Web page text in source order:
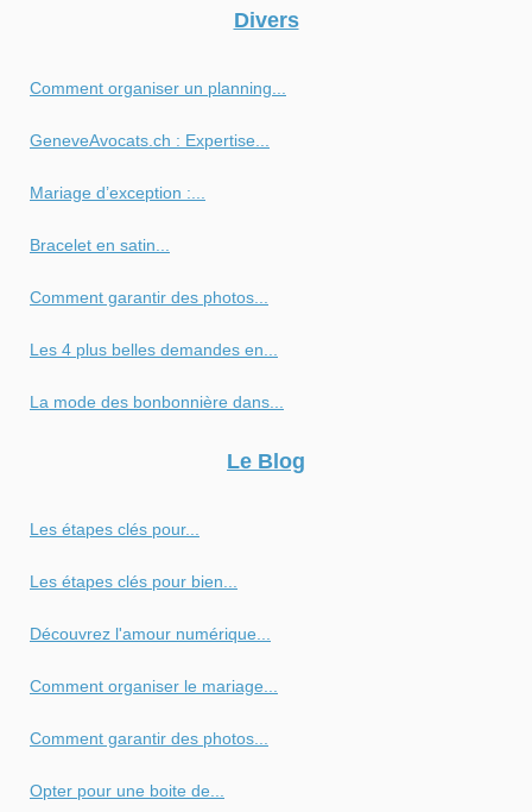
Divers
Comment organiser un planning...
GeneveAvocats.ch : Expertise...
Mariage d’exception :...
Bracelet en satin...
Comment garantir des photos...
Les 4 plus belles demandes en...
La mode des bonbonnière dans...
Le Blog
Les étapes clés pour...
Les étapes clés pour bien...
Découvrez l'amour numérique...
Comment organiser le mariage...
Comment garantir des photos...
Opter pour une boite de...